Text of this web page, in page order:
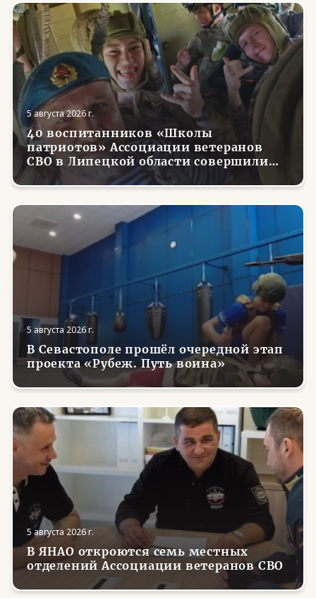
5 августа 2026 г.
40 воспитанников «Школы
патриотов» Ассоциации ветеранов
СВО в Липецкой области совершили
первые парашютные прыжки
5 августа 2026 г.
В Севастополе прошёл очередной этап
проекта «Рубеж. Путь воина»
5 августа 2026 г.
В ЯНАО откроются семь местных
отделений Ассоциации ветеранов СВО